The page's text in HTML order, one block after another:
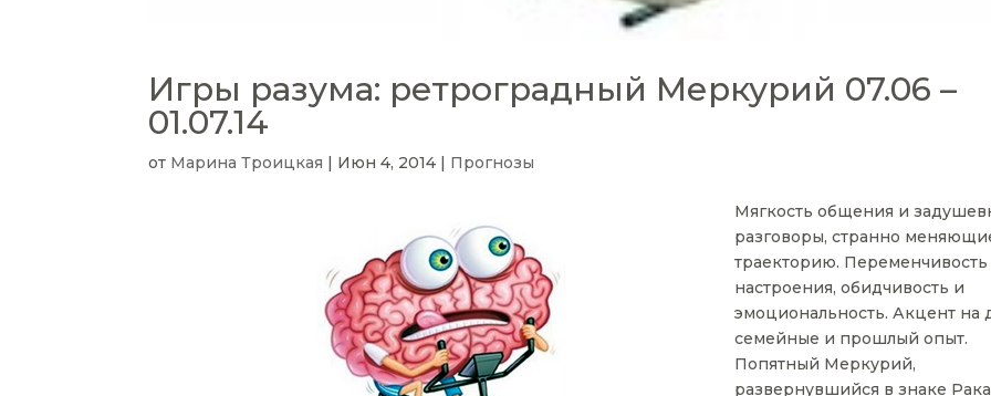
Игры разума: ретроградный Меркурий 07.06 –
01.07.14
от Марина Троицкая Июн 4, 2014 Прогнозы
Мягкость общения и
разговоры, странно
траекторию. Переменчивость
настроения, обидчивость и
эмоциональность. Акцент на
семейные и прошлый опыт.
Попятный Меркурий,
развернувшийся в знаке